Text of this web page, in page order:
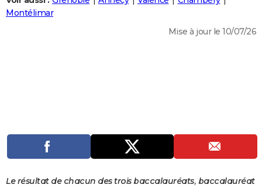
Destinations
City break
Voyage nature
Voyage de noces
Forum
Climat
+
PHOTO
PROGRAMME TV
S'inscrire
Se connecter
Lycées
Collèges
Primaires
Universités
Entreprises
Service militaire
Avis de recherche
AVIS DE DÉCÈS
Montélimar
Mise à jour le 10/07/26
Le résultat de chacun des trois baccalauréats, baccalauréat